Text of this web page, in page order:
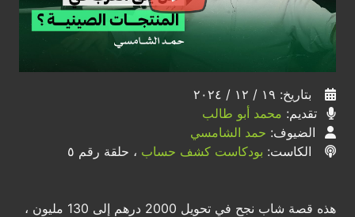
بتاريخ: ١٩ / ١٢ / ٢٠٢٤
تقديم: محمد أبو طالب
الضيوف: حمد الشامسي
الكاست: بودكاست كشف حساب ، حلقة رقم ٥
هذه قصة شاب نجح في تحويل 2000 درهم إلى 130 مليون ،